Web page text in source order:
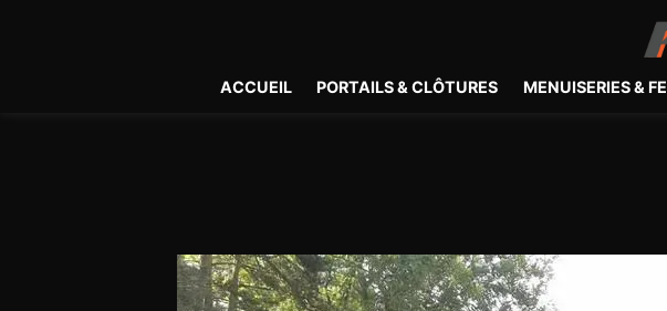
ACCUEIL PORTAILS & CLÔTURES MENUISERIES &